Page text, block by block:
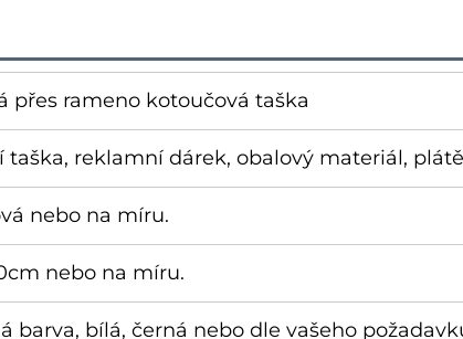
přes rameno kotoučová taška
taška, reklamní dárek, obalový materiál,
nebo na míru.
nebo na míru.
barva, bílá, černá nebo dle vašeho